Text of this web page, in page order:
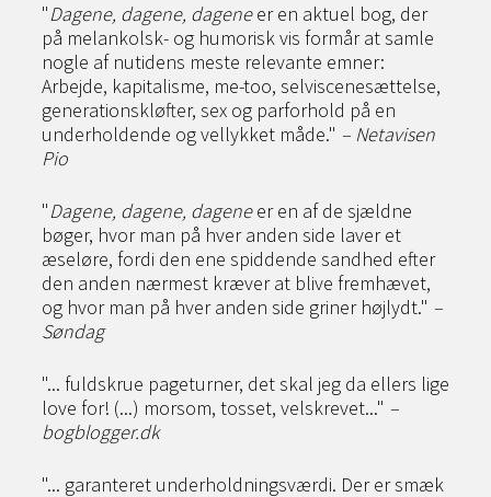
"Dagene, dagene, dageneer en aktuel bog, der
på melankolsk- og humorisk vis formår at samle
nogle af nutidens meste relevante emner:
Arbejde, kapitalisme, me-too, selviscenesættelse,
generationskløfter, sex og parforhold på en
underholdende og vellykket måde." – Netavisen
Pio
"Dagene, dagene, dageneer en af de sjældne
bøger, hvor man på hver anden side laver et
æseløre, fordi den ene spiddende sandhed efter
den anden nærmest kræver at blive fremhævet,
og hvor man på hver anden side griner højlydt." –
Søndag
"... fuldskrue pageturner, det skal jeg da ellers lige
love for! (...) morsom, tosset, velskrevet..." –
bogblogger.dk
"... garanteret underholdningsværdi. Der er smæk